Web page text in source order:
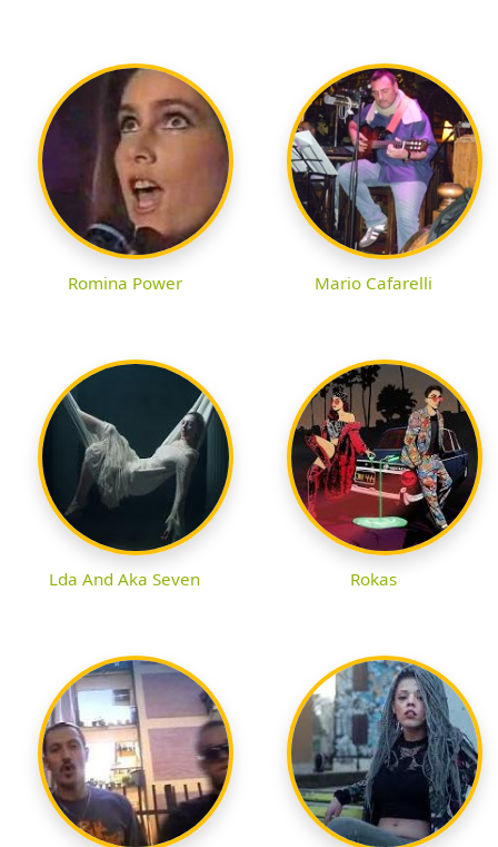
Romina Power Mario Cafarelli
Lda And Aka Seven Rokas